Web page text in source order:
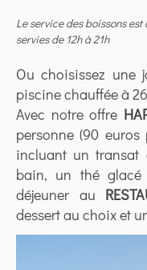
Le service des boissons est
servies de 12h à 21h
Ou choisissez une
piscine chauffée à
Avec notre offre
personne (90
incluant un transat
bain, un thé
déjeuner au
dessert au choix et